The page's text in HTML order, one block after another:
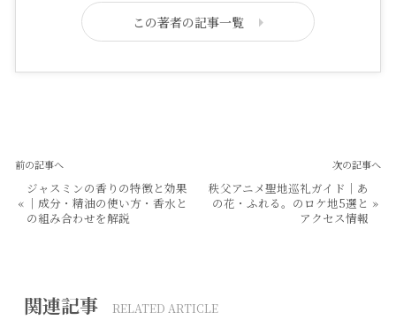
この著者の記事一覧
前の記事へ
«
ジャスミンの香りの特徴と効果
｜成分・精油の使い方・香水と
の組み合わせを解説
次の記事へ
秩父アニメ聖地巡礼ガイド｜あ
の花・ふれる。のロケ地5選と
アクセス情報
»
関連記事 RELATED ARTICLE